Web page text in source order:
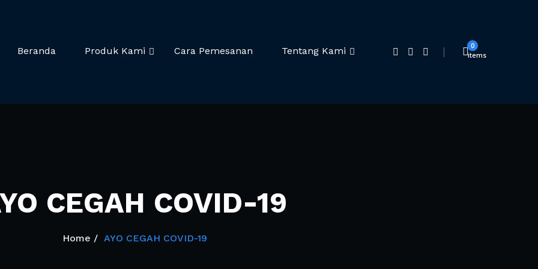
Beranda Produk Kami Cara Pemesanan Tentang Kami
0
items
CEGAH COVID-19
Home AYO CEGAH COVID-19